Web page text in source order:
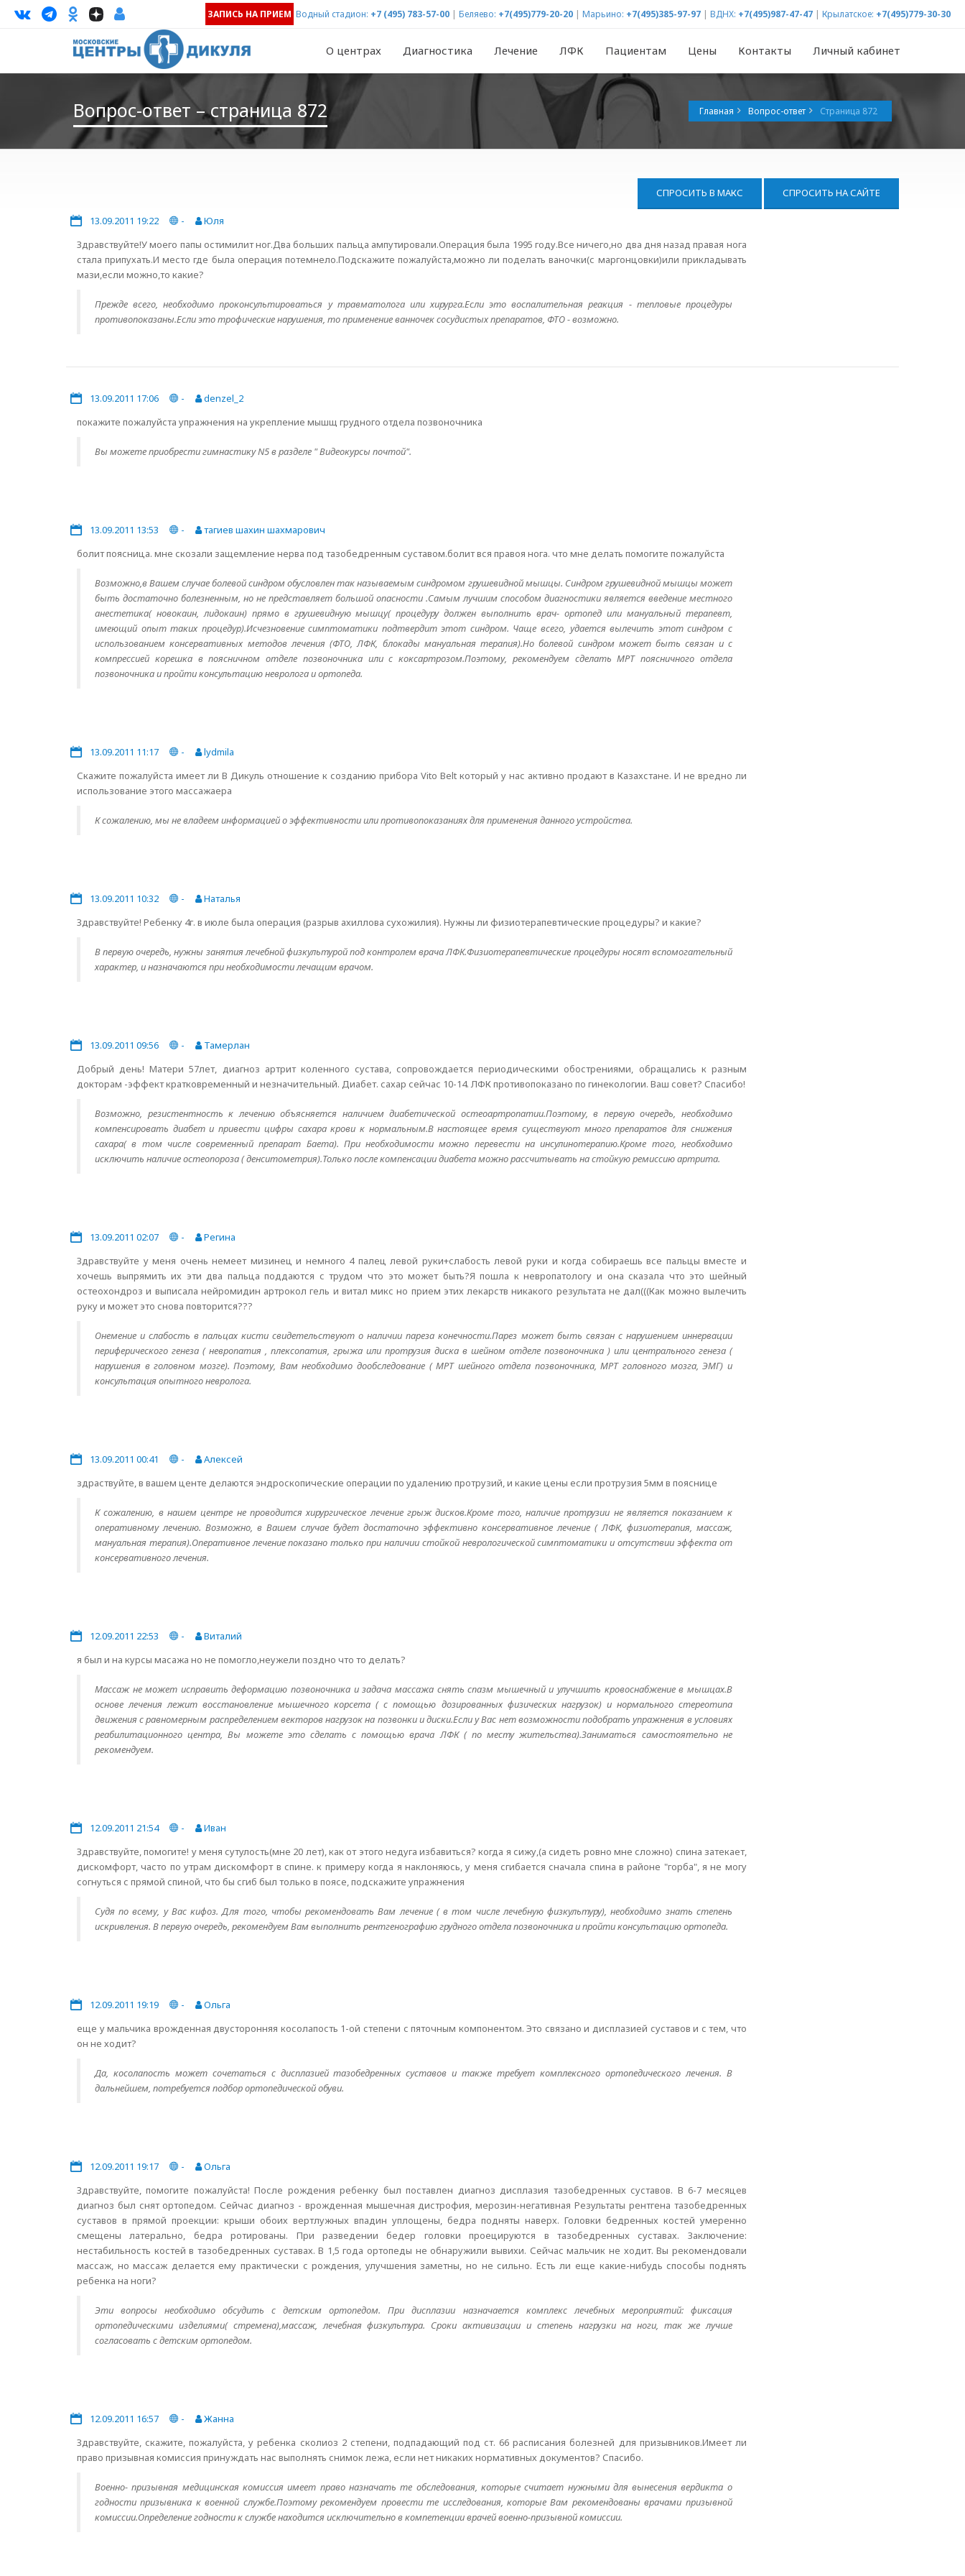
ЗАПИСЬ НА ПРИЕМ Водный стадион: +7 (495) 783-57-00 | Беляево: +7(495)779-20-20 | Марьино: +7(495)385-97-97 | ВДНХ: +7(495)987-47-47 | Крылатское: +7(495)779-30-30
О центрах Диагностика Лечение ЛФК Пациентам Цены Контакты Личный кабинет
Вопрос-ответ – страница 872 Главная Вопрос-ответ Страница 872
СПРОСИТЬ В МАКС СПРОСИТЬ НА САЙТЕ
13.09.2011 19:22 -
Юля
Здравствуйте!У моего папы остимилит ног.Два больших пальца ампутировали.Операция была 1995 году.Все ничего,но два дня назад правая нога
стала припухать.И место где была операция потемнело.Подскажите пожалуйста,можно ли поделать ваночки(с маргонцовки)или прикладывать
мази,если можно,то какие?
Прежде всего, необходимо проконсультироваться у травматолога или хирурга.Если это воспалительная реакция - тепловые процедуры
противопоказаны.Если это трофические нарушения, то применение ванночек сосудистых препаратов, ФТО - возможно.
13.09.2011 17:06 -
denzel_2
покажите пожалуйста упражнения на укрепление мышщ грудного отдела позвоночника
Вы можете приобрести гимнастику N5 в разделе " Видеокурсы почтой".
13.09.2011 13:53 -
тагиев шахин шахмарович
болит поясница. мне скозали защемление нерва под тазобедренным суставом.болит вся правоя нога. что мне делать помогите пожалуйста
Возможно,в Вашем случае болевой синдром обусловлен так называемым синдромом грушевидной мышцы. Синдром грушевидной мышцы может
быть достаточно болезненным, но не представляет большой опасности .Самым лучшим способом диагностики является введение местного
анестетика( новокаин, лидокаин) прямо в грушевидную мышцу( процедуру должен выполнить врач- ортопед или мануальный терапевт,
имеющий опыт таких процедур).Исчезновение симптоматики подтвердит этот синдром. Чаще всего, удается вылечить этот синдром с
использованием консервативных методов лечения (ФТО, ЛФК, блокады мануальная терапия).Но болевой синдром может быть связан и с
компрессией корешка в поясничном отделе позвоночника или с коксартрозом.Поэтому, рекомендуем сделать МРТ поясничного отдела
позвоночника и пройти консультацию невролога и ортопеда.
13.09.2011 11:17 -
lydmila
Скажите пожалуйста имеет ли В Дикуль отношение к созданию прибора Vito Belt который у нас активно продают в Казахстане. И не вредно ли
использование этого массажаера
К сожалению, мы не владеем информацией о эффективности или противопоказаниях для применения данного устройства.
13.09.2011 10:32 -
Наталья
Здравствуйте! Ребенку 4г. в июле была операция (разрыв ахиллова сухожилия). Нужны ли физиотерапевтические процедуры? и какие?
В первую очередь, нужны занятия лечебной физкультурой под контролем врача ЛФК.Физиотерапевтические процедуры носят вспомогательный
характер, и назначаются при необходимости лечащим врачом.
13.09.2011 09:56 -
Тамерлан
Добрый день! Матери 57лет, диагноз артрит коленного сустава, сопровождается периодическими обострениями, обращались к разным
докторам -эффект кратковременный и незначительный. Диабет. сахар сейчас 10-14. ЛФК противопоказано по гинекологии. Ваш совет? Спасибо!
Возможно, резистентность к лечению объясняется наличием диабетической остеоартропатии.Поэтому, в первую очередь, необходимо
компенсировать диабет и привести цифры сахара крови к нормальным.В настоящее время существуют много препаратов для снижения
сахара( в том числе современный препарат Баета). При необходимости можно перевести на инсулинотерапию.Кроме того, необходимо
исключить наличие остеопороза ( денситометрия).Только после компенсации диабета можно рассчитывать на стойкую ремиссию артрита.
13.09.2011 02:07 -
Регина
Здравствуйте у меня очень немеет мизинец и немного 4 палец левой руки+слабость левой руки и когда собираешь все пальцы вместе и
хочешь выпрямить их эти два пальца поддаются с трудом что это может быть?Я пошла к невропатологу и она сказала что это шейный
остеохондроз и выписала нейромидин артрокол гель и витал микс но прием этих лекарств никакого результата не дал(((Как можно вылечить
руку и может это снова повторится???
Онемение и слабость в пальцах кисти свидетельствуют о наличии пареза конечности.Парез может быть связан с нарушением иннервации
периферического генеза ( невропатия , плексопатия, грыжа или протрузия диска в шейном отделе позвоночника ) или центрального генеза (
нарушения в головном мозге). Поэтому, Вам необходимо дообследование ( МРТ шейного отдела позвоночника, МРТ головного мозга, ЭМГ) и
консультация опытного невролога.
13.09.2011 00:41 -
Алексей
здраствуйте, в вашем центе делаются эндроскопические операции по удалению протрузий, и какие цены если протрузия 5мм в пояснице
К сожалению, в нашем центре не проводится хирургическое лечение грыж дисков.Кроме того, наличие протрузии не является показанием к
оперативному лечению. Возможно, в Вашем случае будет достаточно эффективно консервативное лечение ( ЛФК, физиотерапия, массаж,
мануальная терапия).Оперативное лечение показано только при наличии стойкой неврологической симптоматики и отсутствии эффекта от
консервативного лечения.
12.09.2011 22:53 -
Виталий
я был и на курсы масажа но не помогло,неужели поздно что то делать?
Массаж не может исправить деформацию позвоночника и задача массажа снять спазм мышечный и улучшить кровоснабжение в мышцах.В
основе лечения лежит восстановление мышечного корсета ( с помощью дозированных физических нагрузок) и нормального стереотипа
движения с равномерным распределением векторов нагрузок на позвонки и диски.Если у Вас нет возможности подобрать упражнения в условиях
реабилитационного центра, Вы можете это сделать с помощью врача ЛФК ( по месту жительства).Заниматься самостоятельно не
рекомендуем.
12.09.2011 21:54 -
Иван
Здравствуйте, помогите! у меня сутулость(мне 20 лет), как от этого недуга избавиться? когда я сижу,(а сидеть ровно мне сложно) спина затекает,
дискомфорт, часто по утрам дискомфорт в спине. к примеру когда я наклоняюсь, у меня сгибается сначала спина в районе "горба", я не могу
согнуться с прямой спиной, что бы сгиб был только в поясе, подскажите упражнения
Судя по всему, у Вас кифоз. Для того, чтобы рекомендовать Вам лечение ( в том числе лечебную физкультуру), необходимо знать степень
искривления. В первую очередь, рекомендуем Вам выполнить рентгенографию грудного отдела позвоночника и пройти консультацию ортопеда.
12.09.2011 19:19 -
Ольга
еще у мальчика врожденная двусторонняя косолапость 1-ой степени с пяточным компонентом. Это связано и дисплазией суставов и с тем, что
он не ходит?
Да, косолапость может сочетаться с дисплазией тазобедренных суставов и также требует комплексного ортопедического лечения. В
дальнейшем, потребуется подбор ортопедической обуви.
12.09.2011 19:17 -
Ольга
Здравствуйте, помогите пожалуйста! После рождения ребенку был поставлен диагноз дисплазия тазобедренных суставов. В 6-7 месяцев
диагноз был снят ортопедом. Сейчас диагноз - врожденная мышечная дистрофия, мерозин-негативная Результаты рентгена тазобедренных
суставов в прямой проекции: крыши обоих вертлужных впадин уплощены, бедра подняты наверх. Головки бедренных костей умеренно
смещены латерально, бедра ротированы. При разведении бедер головки проецируются в тазобедренных суставах. Заключение:
нестабильность костей в тазобедренных суставах. В 1,5 года ортопеды не обнаружили вывихи. Сейчас мальчик не ходит. Вы рекомендовали
массаж, но массаж делается ему практически с рождения, улучшения заметны, но не сильно. Есть ли еще какие-нибудь способы поднять
ребенка на ноги?
Эти вопросы необходимо обсудить с детским ортопедом. При дисплазии назначается комплекс лечебных мероприятий: фиксация
ортопедическими изделиями( стремена),массаж, лечебная физкультура. Сроки активизации и степень нагрузки на ноги, так же лучше
согласовать с детским ортопедом.
12.09.2011 16:57 -
Жанна
Здравствуйте, скажите, пожалуйста, у ребенка сколиоз 2 степени, подпадающий под ст. 66 расписания болезней для призывников.Имеет ли
право призывная комиссия принуждать нас выполнять снимок лежа, если нет никаких нормативных документов? Спасибо.
Военно- призывная медицинская комиссия имеет право назначать те обследования, которые считает нужными для вынесения вердикта о
годности призывника к военной службе.Поэтому рекомендуем провести те исследования, которые Вам рекомендованы врачами призывной
комиссии.Определение годности к службе находится исключительно в компетенции врачей военно-призывной комиссии.